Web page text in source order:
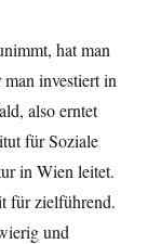
hat man
investiert in
also erntet
für Soziale
in Wien leitet.
für zielführend.
und